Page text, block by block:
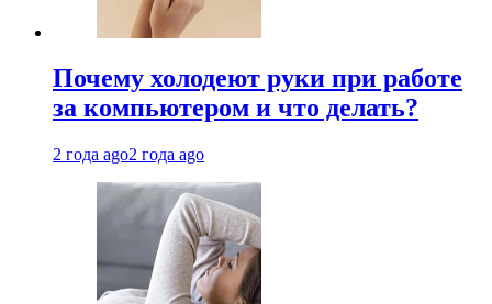
Почему холодеют руки при работе
за компьютером и что делать?
2 года ago2 года ago